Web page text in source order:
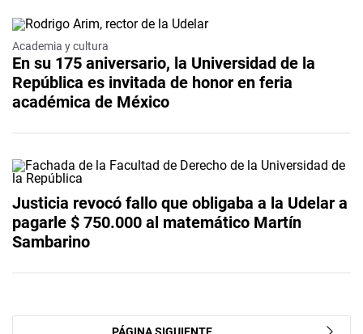
Academia y cultura
En su 175 aniversario, la Universidad de la
República es invitada de honor en feria
académica de México
Justicia revocó fallo que obligaba a la Udelar a
pagarle $ 750.000 al matemático Martín
Sambarino
PÁGINA SIGUIENTE